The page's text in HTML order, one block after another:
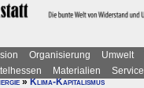
Organisierung Umwelt
Materialien
Service
»Klima-Kapitalismus